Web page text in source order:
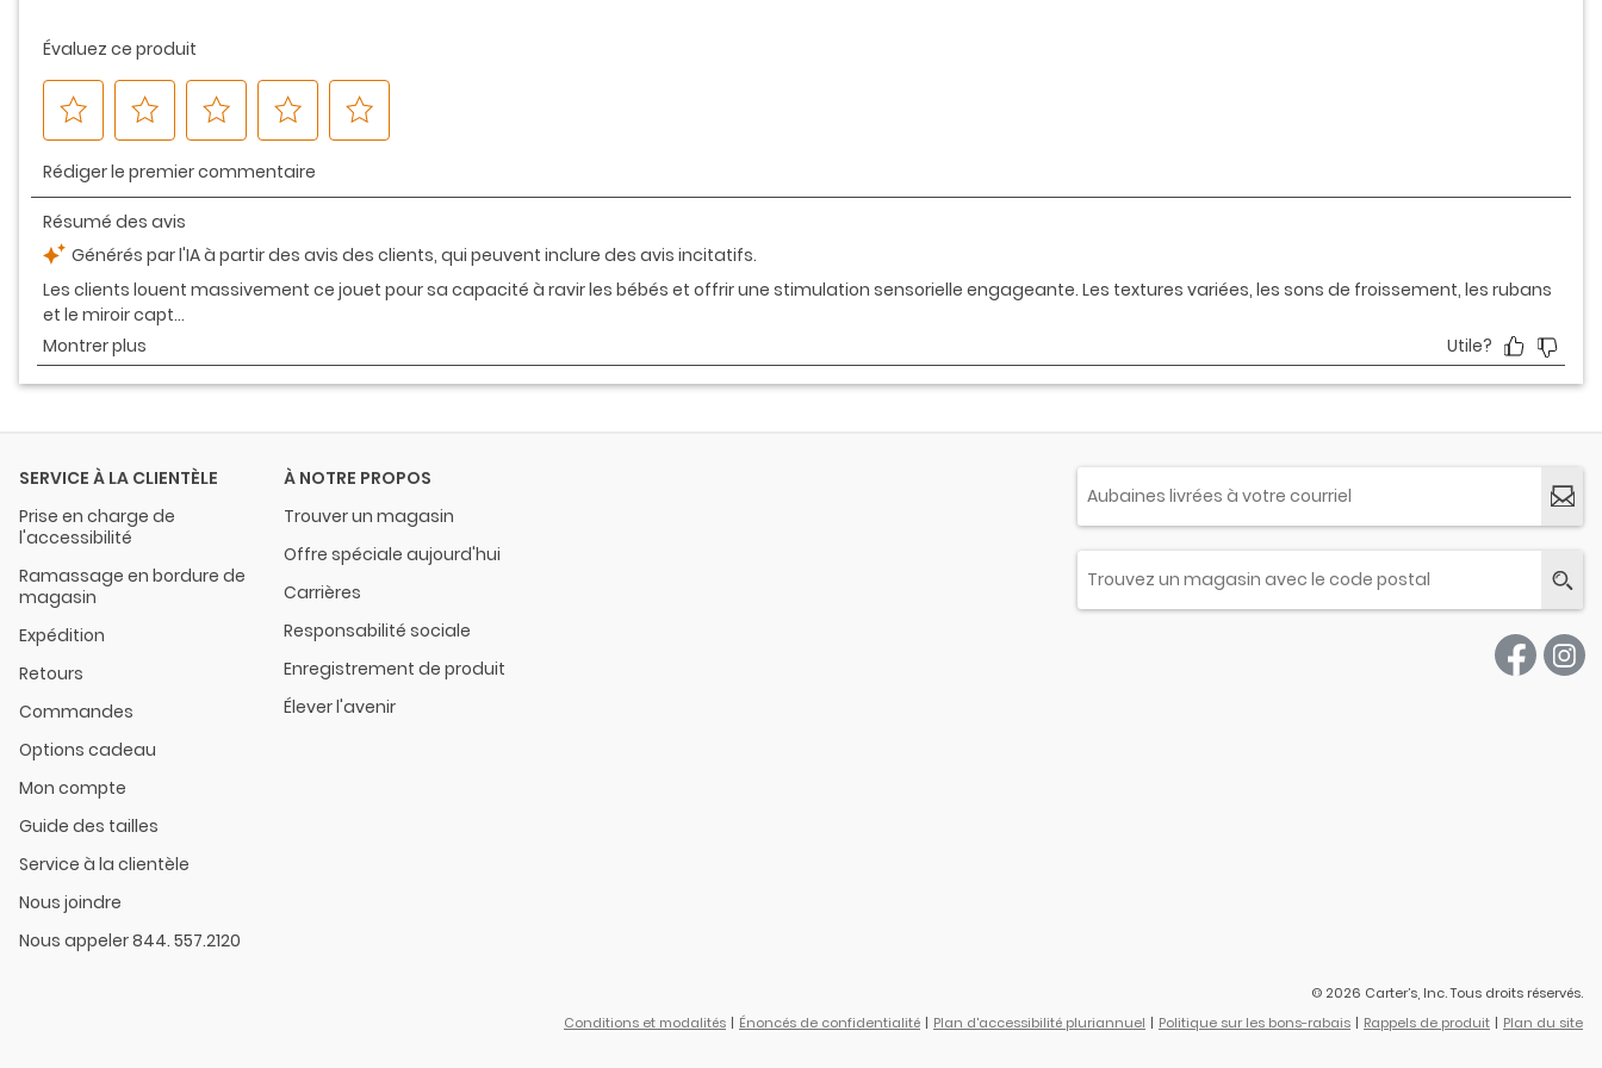
SERVICE À LA CLIENTÈLE
Prise en charge de
l'accessibilité
Ramassage en bordure de
magasin
Expédition
Retours
Commandes
Options cadeau
Mon compte
Guide des tailles
Service à la clientèle
Nous joindre
Nous appeler 844. 557.2120
À NOTRE PROPOS
Trouver un magasin
Offre spéciale aujourd'hui
Carrières
Responsabilité sociale
Enregistrement de produit
Élever l'avenir
© 2026 Carter’s, Inc. Tous droits réservés.
Conditions et modalités
Énoncés de confidentialité Plan d'accessibilité pluriannuel Politique sur les bons-rabais Rappels de produit Plan du site